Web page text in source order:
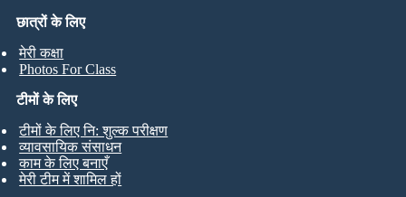
छात्रों के लिए
मेरी कक्षा
Photos For Class
टीमों के लिए
टीमों के लिए नि: शुल्क परीक्षण
व्यावसायिक संसाधन
काम के लिए बनाएँ
मेरी टीम में शामिल हों